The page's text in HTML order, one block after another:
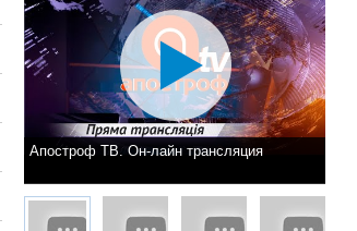
Апостроф ТВ. Он-лайн трансляция